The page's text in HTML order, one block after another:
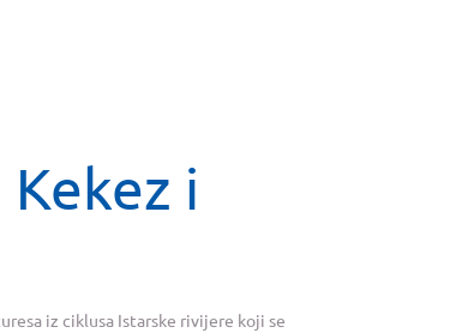
i
iz ciklusa Istarske rivijere koji se